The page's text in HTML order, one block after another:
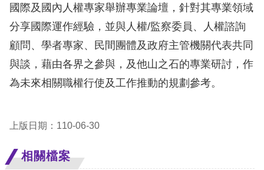
本
會
最
新
消
人
權
業
國際及國內人權專家舉辦專業論壇，針對其專業領域
分享國際運作經驗，並與人權/監察委員、人權諮詢
顧問、學者專家、民間團體及政府主管機關代表共同
與談，藉由各界之參與，及他山之石的專業研討，作
為未來相關職權行使及工作推動的規劃參考。
上版日期：110-06-30
相關檔案